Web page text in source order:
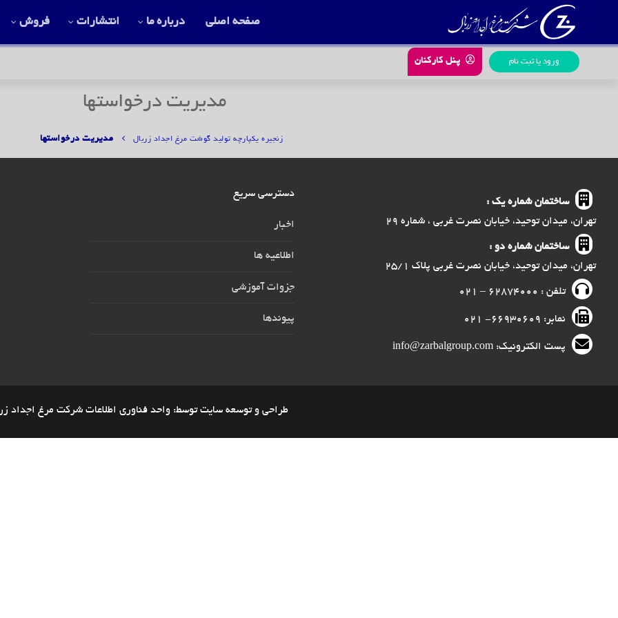
محتوا
صفحه اصلی درباره ما انتشارات فروش
ورود یا ثبت نام پنل کارکنان
مدیریت درخواستها
زنجیره یکپارچه تولید گوشت مرغ اجداد زربال مدیریت درخواستها
ساختمان شماره یک :
تهران، میدان توحید، خیابان نصرت غربی ، شماره ۲۹
ساختمان شماره دو :
تهران، میدان توحید، خیابان نصرت غربی پلاک ۲۵/۱
تلفن : ۶۲۸۷۴۰۰۰ – ۰۲۱
نمابر: ۶۶۹۳۰۶۰۹- ۰۲۱
پست الکترونیک: info@zarbalgroup.com
دسترسی سریع
اخبار
اطلاعیه ها
جزوات آموزشی
پیوندها
طراحی و توسعه سایت توسط: واحد فناوری اطلاعات شرکت مرغ اجداد